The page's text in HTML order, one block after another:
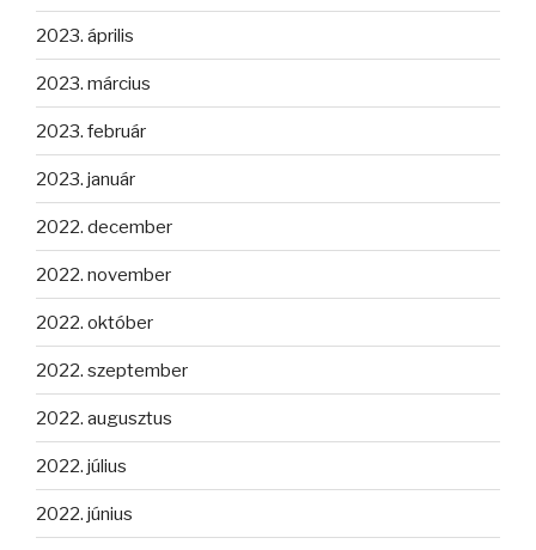
2023. április
2023. március
2023. február
2023. január
2022. december
2022. november
2022. október
2022. szeptember
2022. augusztus
2022. július
2022. június